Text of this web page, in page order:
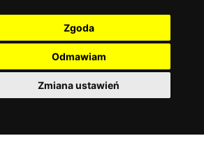
Zgoda
Odmawiam
Zmiana ustawień
PrintNetAll Rights Reserved.